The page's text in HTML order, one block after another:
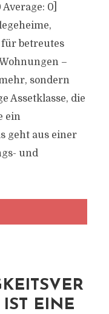
0]
für betreutes
–
sondern
Assetklasse, die
ein
geht aus einer
und
EINE